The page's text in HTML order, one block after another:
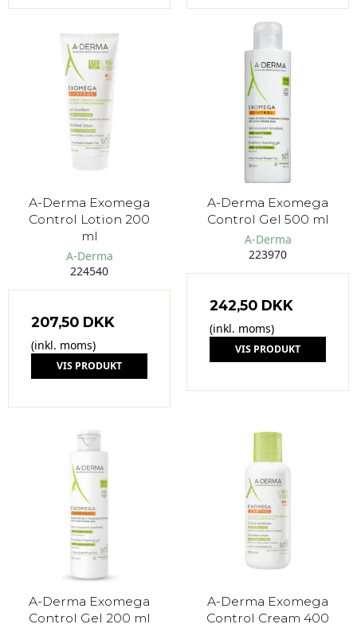
A-Derma Exomega
Control Lotion 200
ml
A-Derma
224540
207,50 DKK
(inkl. moms)
VIS PRODUKT
A-Derma Exomega
Control Gel 500 ml
A-Derma
223970
242,50 DKK
(inkl. moms)
VIS PRODUKT
A-Derma Exomega
Control Gel 200 ml
A-Derma Exomega
Control Cream 400